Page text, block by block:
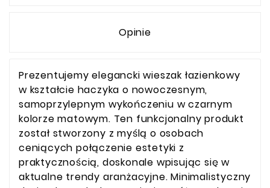
Opinie
Prezentujemy elegancki wieszak łazienkowy
w kształcie haczyka o nowoczesnym,
samoprzylepnym wykończeniu w czarnym
kolorze matowym. Ten funkcjonalny produkt
został stworzony z myślą o osobach
ceniących połączenie estetyki z
praktycznością, doskonale wpisując się w
aktualne trendy aranżacyjne. Minimalistyczny